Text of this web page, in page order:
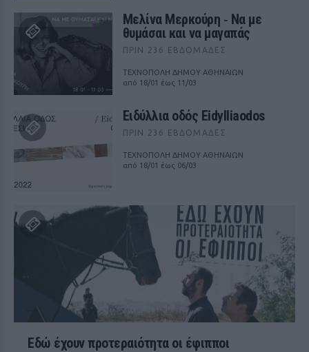
Μελίνα Μερκούρη ‑ Να με
θυμάσαι και να μαγαπάς
ΠΡΙΝ 236 ΕΒΔΟΜΆΔΕΣ
ΤΕΧΝΟΠΟΛΗ ΔΗΜΟΥ ΑΘΗΝΑΙΩΝ
από 18/01 έως 11/03
Ειδύλλια οδός Eidylliaodos
ΠΡΙΝ 236 ΕΒΔΟΜΆΔΕΣ
ΤΕΧΝΟΠΟΛΗ ΔΗΜΟΥ ΑΘΗΝΑΙΩΝ
από 18/01 έως 06/03
Εδώ έχουν προτεραιότητα οι έφιπποι